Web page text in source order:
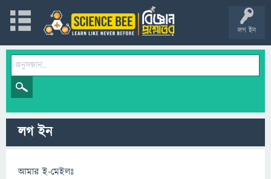
লগ ইন
লগ ইন
আমার ই-মেইলঃ